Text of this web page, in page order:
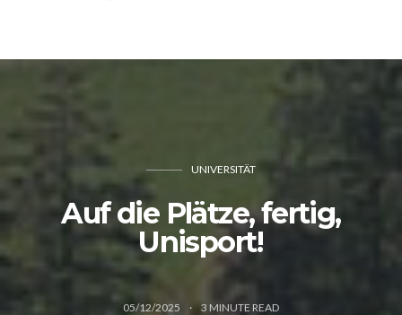
UNIVERSITÄT
Auf die Plätze, fertig,
Unisport!
05/12/2025 3 MINUTE READ